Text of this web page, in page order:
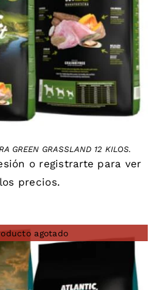
DETAILS
GREEN GRASSLAND 12 KILOS.
o registrarte para ver
los precios.
agotado